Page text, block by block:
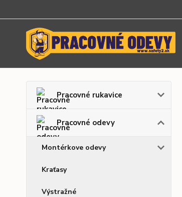
Pracovné rukavice
Pracovné odevy
Montérkove odevy
Kraťasy
Výstražné